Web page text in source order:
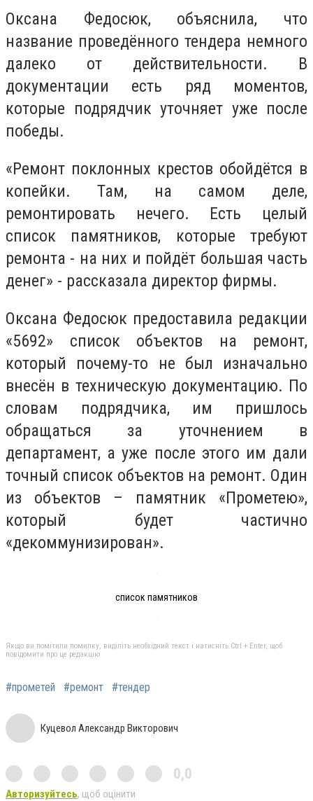
Оксана Федосюк, объяснила, что
название проведённого тендера немного
далеко от действительности. В
документации есть ряд моментов,
которые подрядчик уточняет уже после
победы.
«Ремонт поклонных крестов обойдётся в
копейки. Там, на самом деле,
ремонтировать нечего. Есть целый
список памятников, которые требуют
ремонта - на них и пойдёт большая часть
денег» - рассказала директор фирмы.
Оксана Федосюк предоставила редакции
«5692» список объектов на ремонт,
который почему-то не был изначально
внесён в техническую документацию. По
словам подрядчика, им пришлось
обращаться за уточнением в
департамент, а уже после этого им дали
точный список объектов на ремонт. Один
из объектов – памятник «Прометею»,
который будет частично
«декоммунизирован».
список памятников
Якщо ви помітили помилку, виділіть необхідний текст і натисніть Ctrl + Enter, щоб
повідомити про це редакцію
#прометей #ремонт #тендер
Куцевол Александр Викторович
0,0
Авторизуйтесь, щоб оцінити